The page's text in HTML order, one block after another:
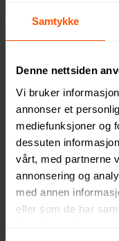
Samtykke
Denne nettsiden
Vi bruker
annonser et
mediefunksjoner og
dessuten
vårt, med partnerne
annonsering og
med annen
eller som de har
Mekanisk Bagasjevekt
121 NOKved 1000 stk.